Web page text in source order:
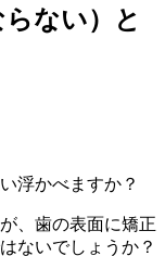
ない）と
浮かべますか？
、歯の表面に矯正
ないでしょうか？